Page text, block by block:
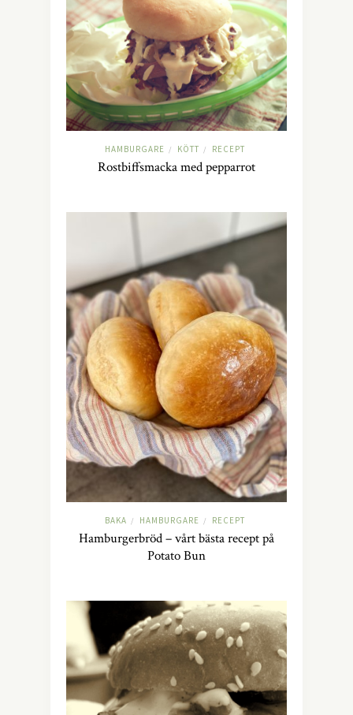
HAMBURGARE / KÖTT / RECEPT
Rostbiffsmacka med pepparrot
BAKA / HAMBURGARE / RECEPT
Hamburgerbröd – vårt bästa recept på
Potato Bun